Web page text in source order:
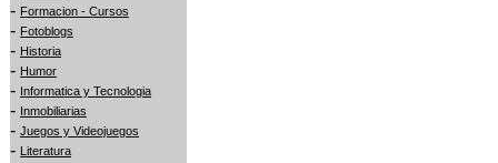
- Formacion - Cursos
- Fotoblogs
- Historia
- Humor
- Informatica y Tecnologia
- Inmobiliarias
- Juegos y Videojuegos
- Literatura